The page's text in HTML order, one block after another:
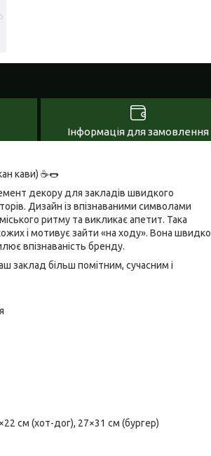
Інформація для замовлення
кави) ☕🌭
декору для закладів швидкого
Дизайн із впізнаваними символами
ритму та викликає апетит. Така
і мотивує зайти «на ходу». Вона швидко
впізнаваність бренду.
заклад більш помітним, сучасним і
см (хот-дог), 27×31 см (бургер)